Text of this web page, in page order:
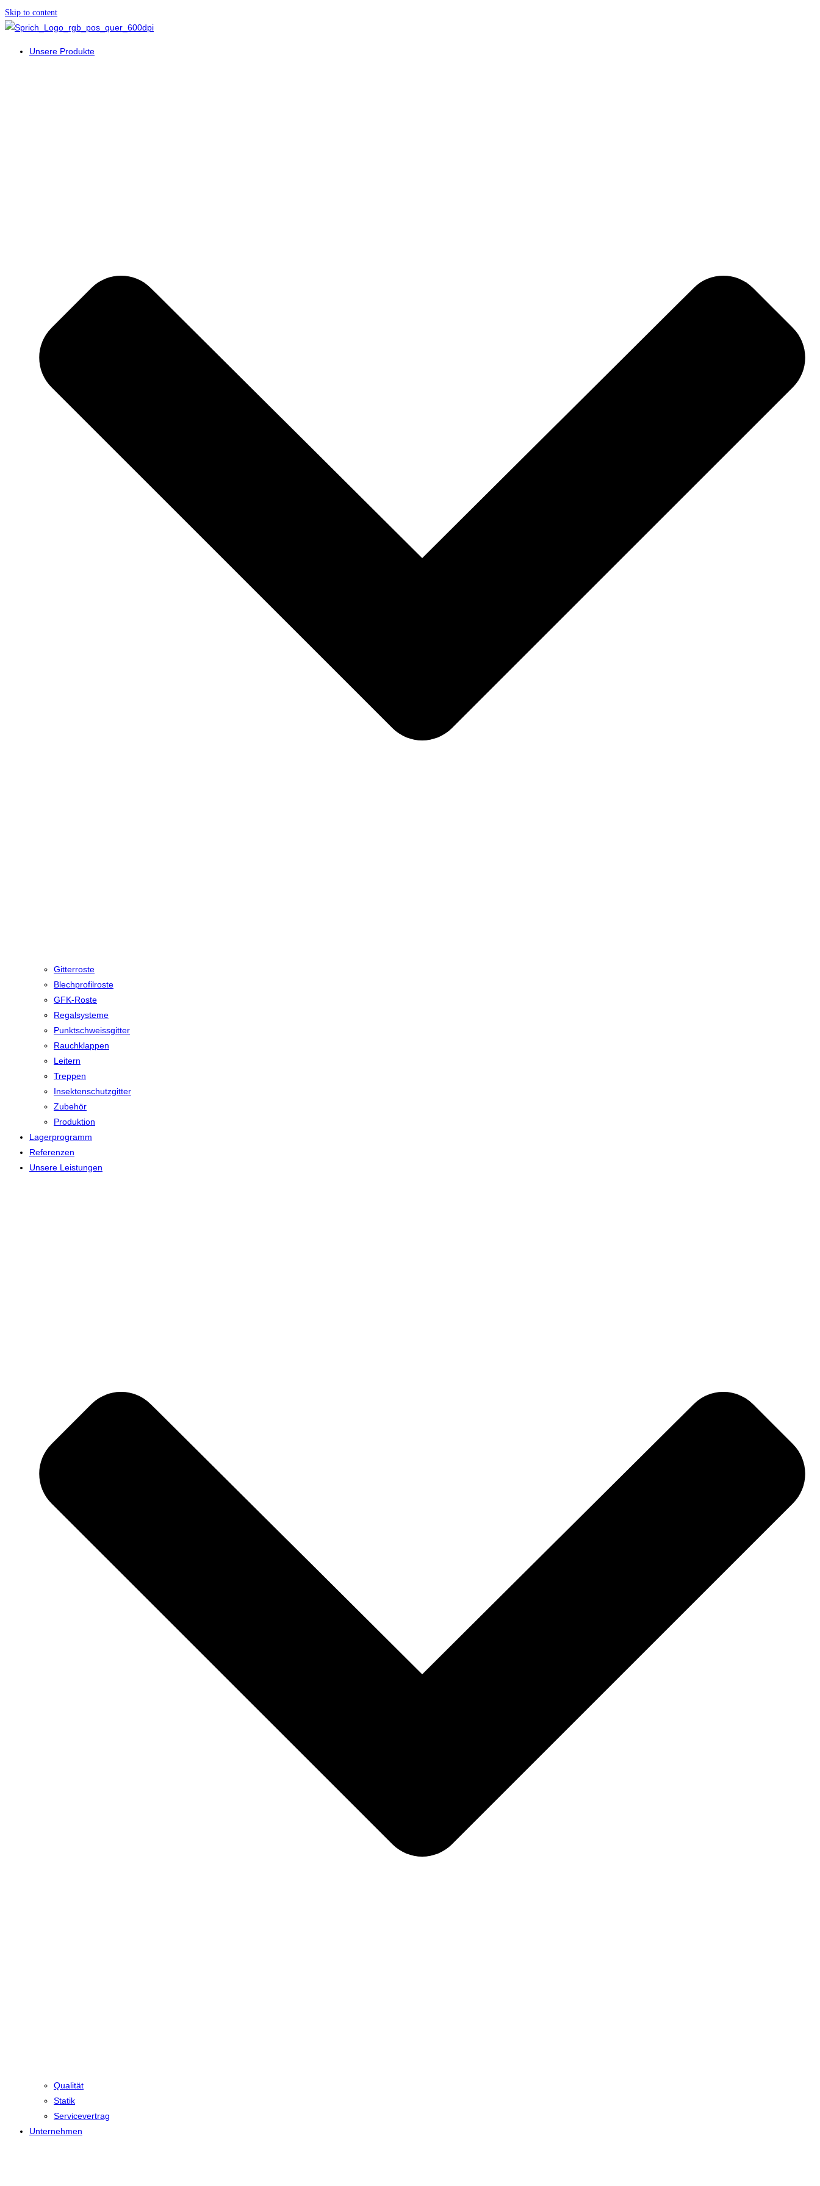
Skip to content
Unsere Produkte
Gitterroste
Blechprofilroste
GFK-Roste
Regalsysteme
Punktschweissgitter
Rauchklappen
Leitern
Treppen
Insektenschutzgitter
Zubehör
Produktion
Lagerprogramm
Referenzen
Unsere Leistungen
Qualität
Statik
Servicevertrag
Unternehmen